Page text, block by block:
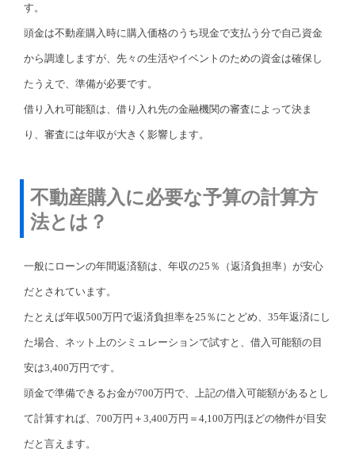
す。
頭金は不動産購入時に購入価格のうち現金で支払う分で自己資金
から調達しますが、先々の生活やイベントのための資金は確保し
たうえで、準備が必要です。
借り入れ可能額は、借り入れ先の金融機関の審査によって決ま
り、審査には年収が大きく影響します。
不動産購入に必要な予算の計算方
法とは？
一般にローンの年間返済額は、年収の25％（返済負担率）が安心
だとされています。
たとえば年収500万円で返済負担率を25％にとどめ、35年返済にし
た場合、ネット上のシミュレーションで試すと、借入可能額の目
安は3,400万円です。
頭金で準備できるお金が700万円で、上記の借入可能額があるとし
て計算すれば、700万円＋3,400万円＝4,100万円ほどの物件が目安
だと言えます。